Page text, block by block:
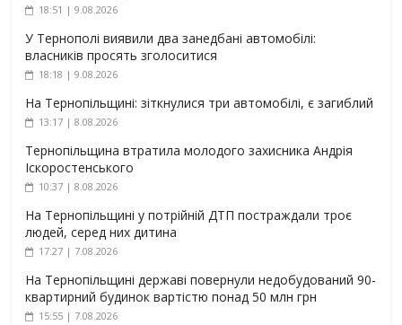
18:51 | 9.08.2026
У Тернополі виявили два занедбані автомобілі:
власників просять зголоситися
18:18 | 9.08.2026
На Тернопільщині: зіткнулися три автомобілі, є загиблий
13:17 | 8.08.2026
Тернопільщина втратила молодого захисника Андрія
Іскоростенського
10:37 | 8.08.2026
На Тернопільщині у потрійній ДТП постраждали троє
людей, серед них дитина
17:27 | 7.08.2026
На Тернопільщині державі повернули недобудований 90-
квартирний будинок вартістю понад 50 млн грн
15:55 | 7.08.2026